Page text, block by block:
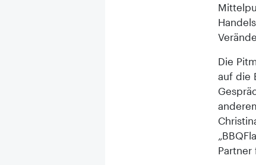
Die
auf die
Partner